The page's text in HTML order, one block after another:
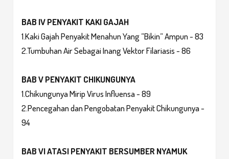
BAB IV PENYAKIT KAKI GAJAH
1.Kaki Gajah Penyakit Menahun Yang ”Bikin” Ampun - 83
2.Tumbuhan Air Sebagai Inang Vektor Filariasis - 86
BAB V PENYAKIT CHIKUNGUNYA
1.Chikungunya Mirip Virus Influensa - 89
2.Pencegahan dan Pengobatan Penyakit Chikungunya -
94
BAB VI ATASI PENYAKIT BERSUMBER NYAMUK